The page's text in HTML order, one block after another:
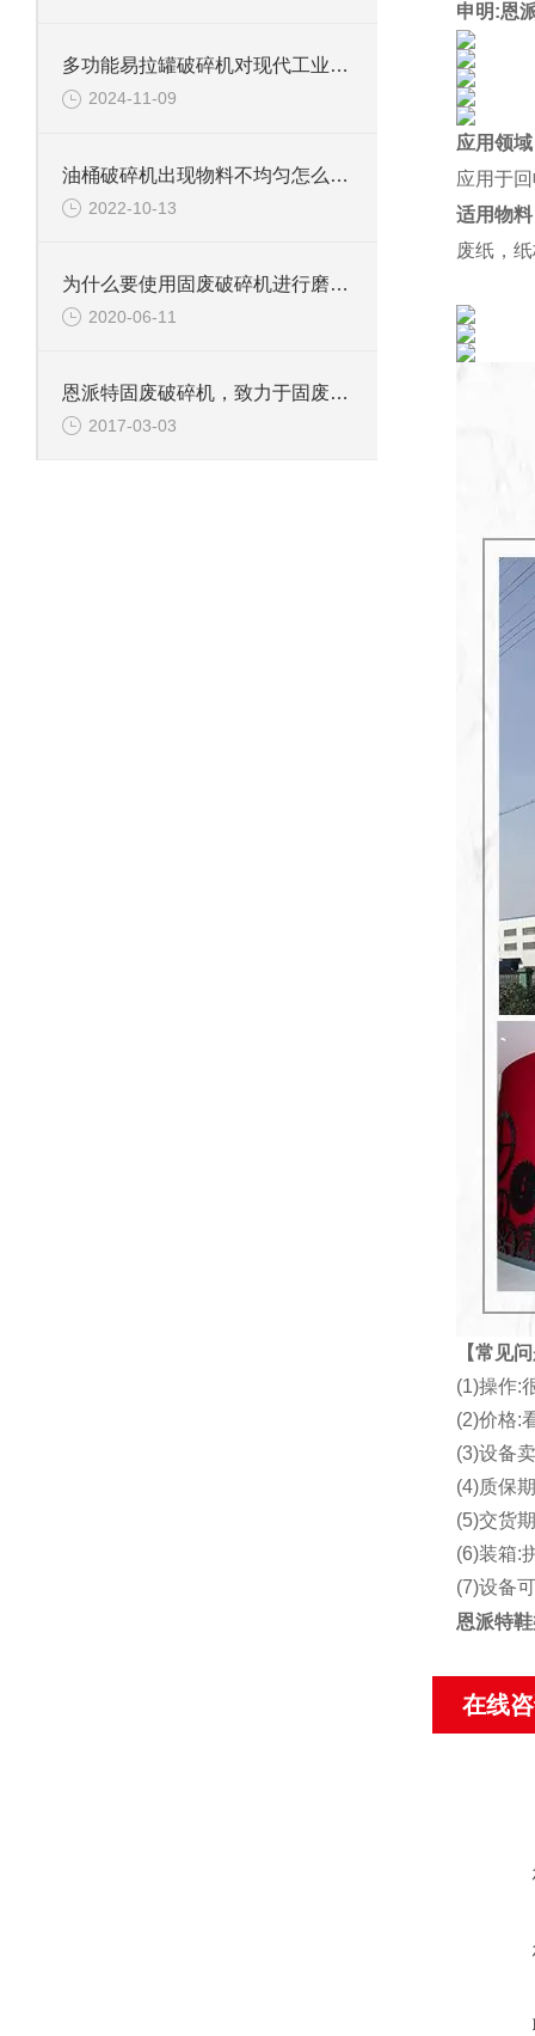
多功能易拉罐破碎机对现代工业的影响
2024-11-09
油桶破碎机出现物料不均匀怎么办？
2022-10-13
为什么要使用固废破碎机进行磨碎工作
2020-06-11
恩派特固废破碎机，致力于固废处理
2017-03-03
申明:恩
应用领
应用于
适用物
废纸，
【常见
(1)操作:
(2)价格:
(3)设备
(4)质保
(5)交货
(6)装箱:
(7)设备
恩派特
在线